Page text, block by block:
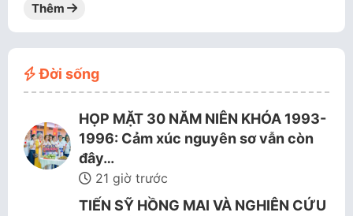
Thêm
Đời sống
HỌP MẶT 30 NĂM NIÊN KHÓA 1993-
1996: Cảm xúc nguyên sơ vẫn còn
đây…
21 giờ trước
TIẾN SỸ HỒNG MAI VÀ NGHIÊN CỨU